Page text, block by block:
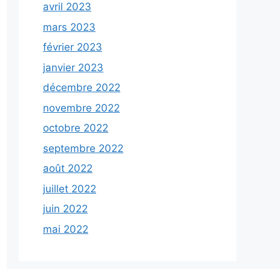
avril 2023
mars 2023
février 2023
janvier 2023
décembre 2022
novembre 2022
octobre 2022
septembre 2022
août 2022
juillet 2022
juin 2022
mai 2022